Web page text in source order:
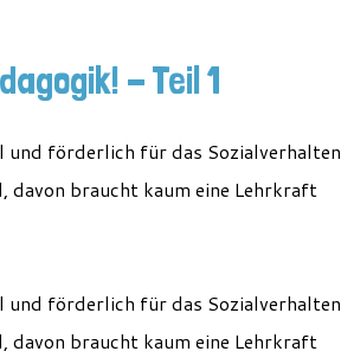
- Teil 1
und förderlich für das Sozialverhalten
davon braucht kaum eine Lehrkraft
und förderlich für das Sozialverhalten
davon braucht kaum eine Lehrkraft